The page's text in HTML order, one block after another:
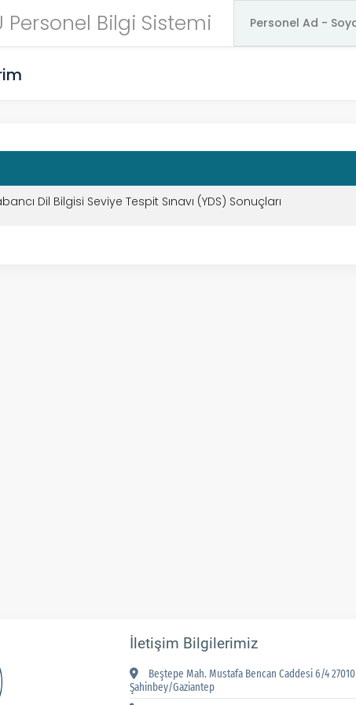
Personel Bilgi Sistemi
Dil Bilgisi Seviye Tespit Sınavı (YDS) Sonuçları
İletişim Bilgilerimiz
Beştepe Mah. Mustafa Bencan Caddesi 6/4 27010
Şahinbey/Gaziantep